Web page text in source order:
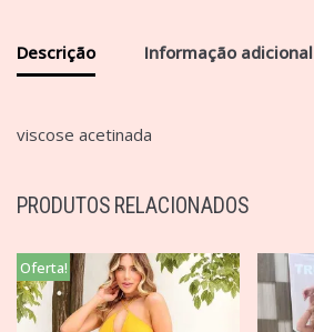
Descrição Informação adicional
viscose acetinada
PRODUTOS RELACIONADOS
Oferta!